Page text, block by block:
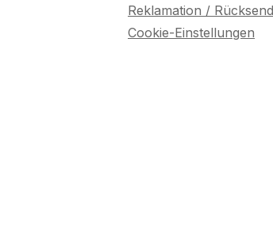
Reklamation /
Cookie-Einstellungen